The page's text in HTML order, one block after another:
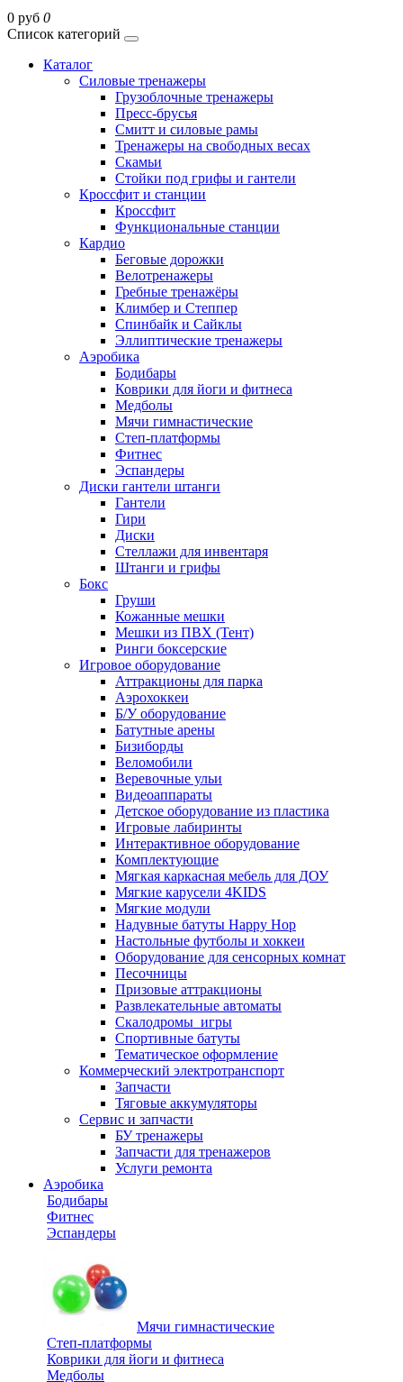
0 руб 0
Список категорий
Каталог
Силовые тренажеры
Грузоблочные тренажеры
Пресс-брусья
Смитт и силовые рамы
Тренажеры на свободных весах
Скамьи
Стойки под грифы и гантели
Кроссфит и станции
Кроссфит
Функциональные станции
Кардио
Беговые дорожки
Велотренажеры
Гребные тренажёры
Климбер и Степпер
Спинбайк и Сайклы
Эллиптические тренажеры
Аэробика
Бодибары
Коврики для йоги и фитнеса
Медболы
Мячи гимнастические
Степ-платформы
Фитнес
Эспандеры
Диски гантели штанги
Гантели
Гири
Диски
Стеллажи для инвентаря
Штанги и грифы
Бокс
Груши
Кожанные мешки
Мешки из ПВХ (Тент)
Ринги боксерские
Игровое оборудование
Аттракционы для парка
Аэрохоккеи
Б/У оборудование
Батутные арены
Бизиборды
Веломобили
Веревочные ульи
Видеоаппараты
Детское оборудование из пластика
Игровые лабиринты
Интерактивное оборудование
Комплектующие
Мягкая каркасная мебель для ДОУ
Мягкие карусели 4KIDS
Мягкие модули
Надувные батуты Happy Hop
Настольные футболы и хоккеи
Оборудование для сенсорных комнат
Песочницы
Призовые аттракционы
Развлекательные автоматы
Скалодромы_игры
Спортивные батуты
Тематическое оформление
Коммерческий электротранспорт
Запчасти
Тяговые аккумуляторы
Сервис и запчасти
БУ тренажеры
Запчасти для тренажеров
Услуги ремонта
Аэробика
Бодибары
Фитнес
Эспандеры
Мячи гимнастические
Степ-платформы
Коврики для йоги и фитнеса
Медболы